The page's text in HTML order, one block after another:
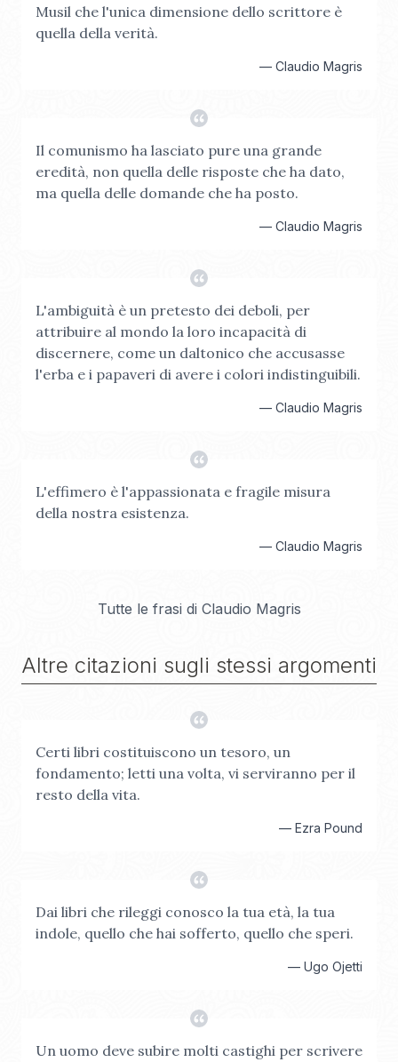
Musil che l'unica dimensione dello scrittore è
quella della verità.
— Claudio Magris
Il comunismo ha lasciato pure una grande
eredità, non quella delle risposte che ha dato,
ma quella delle domande che ha posto.
— Claudio Magris
L'ambiguità è un pretesto dei deboli, per
attribuire al mondo la loro incapacità di
discernere, come un daltonico che accusasse
l'erba e i papaveri di avere i colori indistinguibili.
— Claudio Magris
L'effimero è l'appassionata e fragile misura
della nostra esistenza.
— Claudio Magris
Tutte le frasi di Claudio Magris
Altre citazioni sugli stessi argomenti
Certi libri costituiscono un tesoro, un
fondamento; letti una volta, vi serviranno per il
resto della vita.
— Ezra Pound
Dai libri che rileggi conosco la tua età, la tua
indole, quello che hai sofferto, quello che speri.
— Ugo Ojetti
Un uomo deve subire molti castighi per scrivere